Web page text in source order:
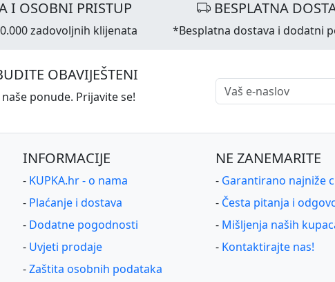
I OSOBNI PRISTUP
zadovoljnih klijenata
BESPLATNA
*Besplatna dostava i dodatni
OBAVIJEŠTENI
ponude. Prijavite se!
INFORMACIJE
- KUPKA.hr - o nama
- Plaćanje i dostava
- Dodatne pogodnosti
- Uvjeti prodaje
-Zaštita osobnih podataka
NE ZANEMARITE
- Garantirano najniže
- Česta pitanja i
- Mišljenja naših
- Kontaktirajte nas!